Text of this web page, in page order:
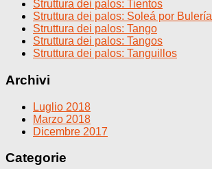
Struttura dei palos: Tientos
Struttura dei palos: Soleá por Bulería
Struttura dei palos: Tango
Struttura dei palos: Tangos
Struttura dei palos: Tanguillos
Archivi
Luglio 2018
Marzo 2018
Dicembre 2017
Categorie